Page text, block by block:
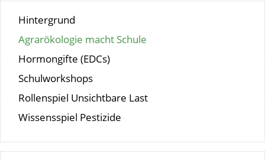
Hintergrund
Agrarökologie macht Schule
Hormongifte (EDCs)
Schulworkshops
Rollenspiel Unsichtbare Last
Wissensspiel Pestizide